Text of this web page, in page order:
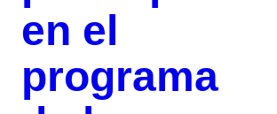
en el
programa